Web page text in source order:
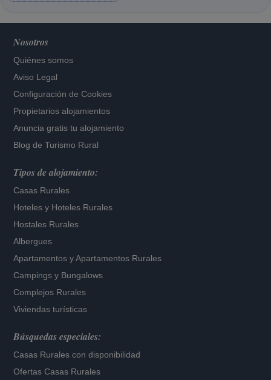
Nosotros
Quiénes somos
Aviso Legal
Configuración de Cookies
Propietarios alojamientos
Anuncia gratis tu alojamiento
Blog de Turismo Rural
Tipos de alojamiento:
Casas Rurales
Hoteles y Hoteles Rurales
Hostales Rurales
Albergues
Apartamentos yApartamentos Rurales
Campings y Bungalows
Complejos Rurales
Viviendas turísticas
Búsquedas especiales:
Casas Rurales con disponibilidad
Ofertas Casas Rurales